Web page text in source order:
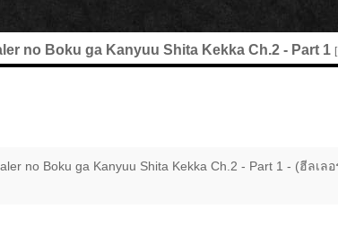
า
no Boku ga Kanyuu Shita Kekka Ch.2 - Part 1
no Boku ga Kanyuu Shita Kekka Ch.2 - Part 1 - (ฮีล